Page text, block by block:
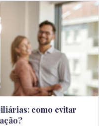
como evitar